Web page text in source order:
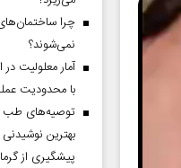
چرا
نمی‌شوند؟
با محدودیت
توصیه‌های طب
بهترین
پیشگیری از